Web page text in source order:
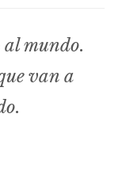
mundo.
van a